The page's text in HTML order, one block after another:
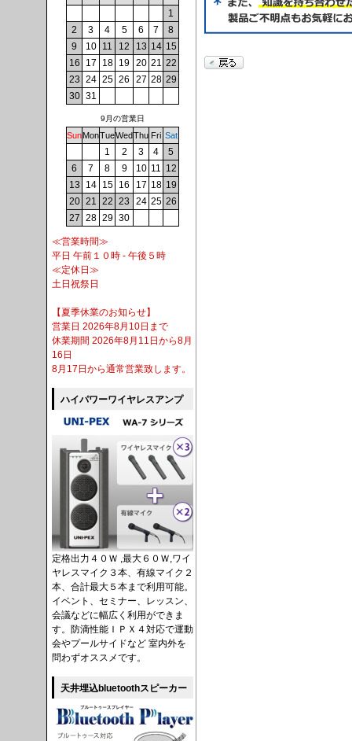
1
2
3 4 5 6 7
8
9
10 11 12 13 14 15
16
17 18 19 20 21 22
23 24 25 26 27 28 29
30 31
9月の営業日
SunMonTueWedThu Fri Sat
1 2 3 4
5
6
7 8 9 10 11 12
13
14 15 16 17 18 19
20 21 22 23 24 25 26
27 28 29 30
≪営業時間≫
平日 午前１０時 - 午後５時
≪定休日≫
土日祝祭日
【夏季休業のお知らせ】
営業日 2026年8月10日まで
休業期間 2026年8月11日から8月
16日
8月17日から通常営業致します。
ハイパワーワイヤレスアンプ
定格出力４０Ｗ ,最大６０Ｗ,ワイ
ヤレスマイク３本、有線マイク２
本、合計最大５本まで利用可能。
イベント、セミナー、レッスン、
会議などに幅広く利用ができま
す。防滴性能ＩＰＸ４対応で運動
会やプールサイドなど 室内外を
問わずオススメです。
天井埋込bluetoothスピーカー